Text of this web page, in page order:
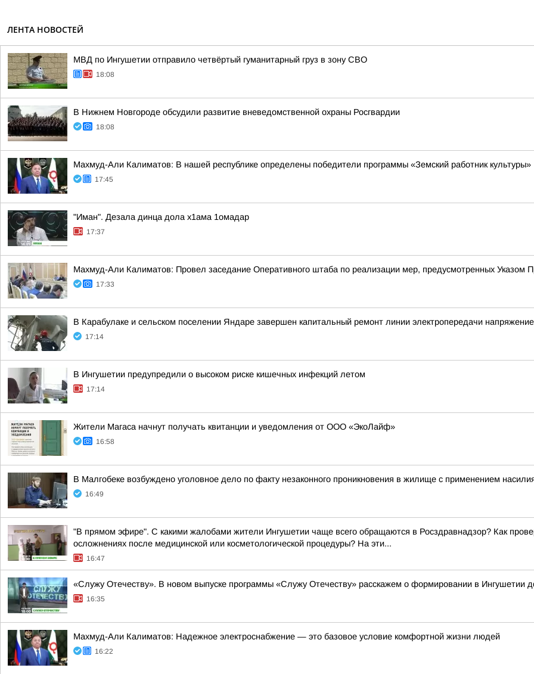
ЛЕНТА НОВОСТЕЙ
МВД по Ингушетии отправило четвёртый гуманитарный груз в зону СВО
18:08
В Нижнем Новгороде обсудили развитие вневедомственной охраны Росгвардии
18:08
Махмуд-Али Калиматов: В нашей республике определены победители программы «Земский работник культуры»
17:45
"Иман". Дезала динца дола х1ама 1омадар
17:37
Махмуд-Али Калиматов: Провел заседание Оперативного штаба по реализации мер, предусмотренных Указом
17:33
В Карабулаке и сельском поселении Яндаре завершен капитальный ремонт линии электропередачи
17:14
В Ингушетии предупредили о высоком риске кишечных инфекций летом
17:14
Жители Магаса начнут получать квитанции и уведомления от ООО «ЭкоЛайф»
16:58
В Малгобеке возбуждено уголовное дело по факту незаконного проникновения в жилище с применением
16:49
"В прямом эфире". С какими жалобами жители Ингушетии чаще всего обращаются в Росздравнадзор? Как
осложнениях после медицинской или косметологической процедуры? На эти...
16:47
«Служу Отечеству». В новом выпуске программы «Служу Отечеству» расскажем о формировании в Ингушетии
16:35
Махмуд-Али Калиматов: Надежное электроснабжение — это базовое условие комфортной жизни людей
16:22